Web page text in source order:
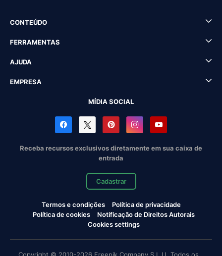
CONTEÚDO
FERRAMENTAS
AJUDA
EMPRESA
MÍDIA SOCIAL
Receba recursos exclusivos diretamente em sua caixa de
entrada
Cadastrar
Termos e condições
Política de privacidade
Política de cookies
Notificação de Direitos Autorais
Cookies settings